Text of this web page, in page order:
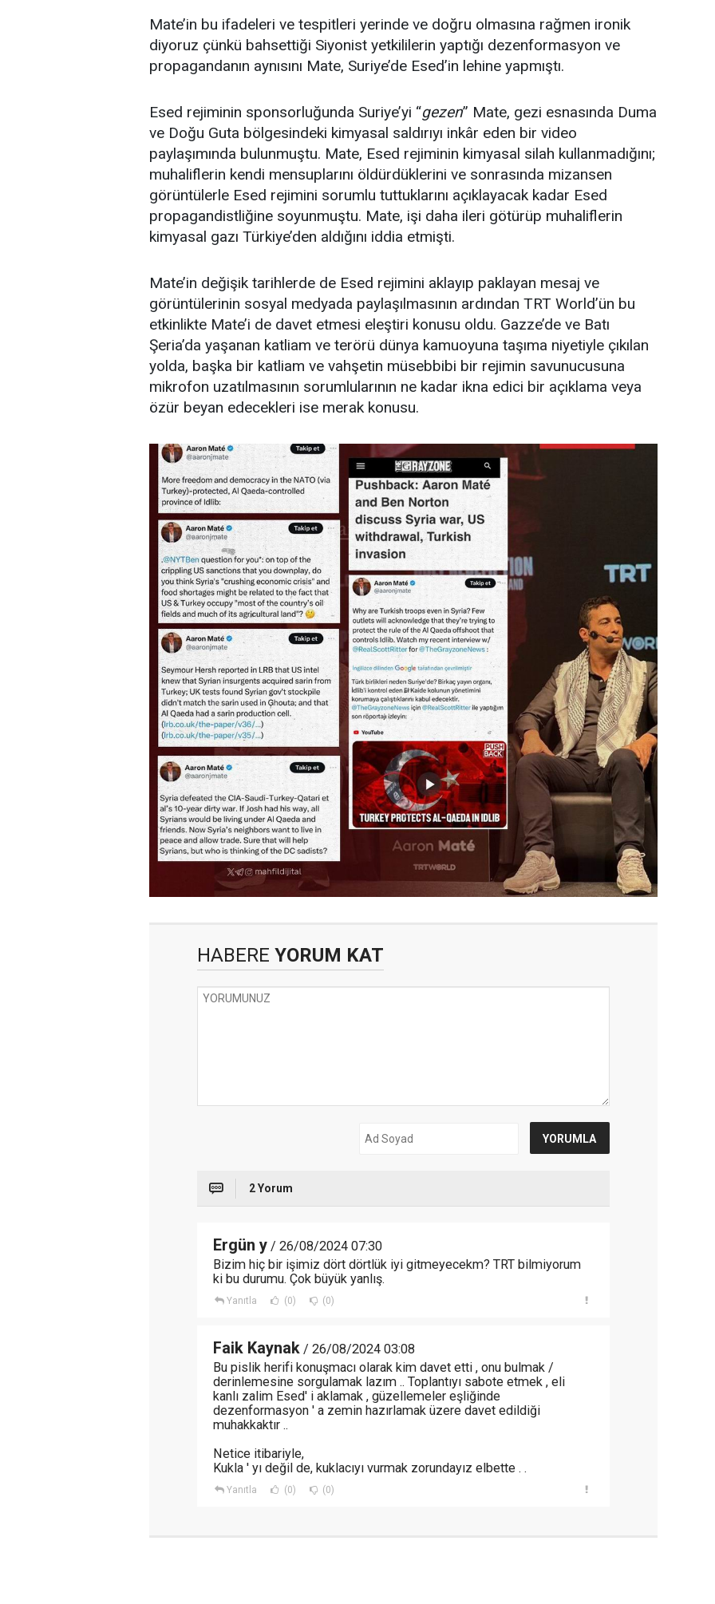
Mate’in bu ifadeleri ve tespitleri yerinde ve doğru olmasına rağmen ironik
diyoruz çünkü bahsettiği Siyonist yetkililerin yaptığı dezenformasyon ve
propagandanın aynısını Mate, Suriye’de Esed’in lehine yapmıştı.
Esed rejiminin sponsorluğunda Suriye’yi “gezen” Mate, gezi esnasında Duma
ve Doğu Guta bölgesindeki kimyasal saldırıyı inkâr eden bir video
paylaşımında bulunmuştu. Mate, Esed rejiminin kimyasal silah kullanmadığını;
muhaliflerin kendi mensuplarını öldürdüklerini ve sonrasında mizansen
görüntülerle Esed rejimini sorumlu tuttuklarını açıklayacak kadar Esed
propagandistliğine soyunmuştu. Mate, işi daha ileri götürüp muhaliflerin
kimyasal gazı Türkiye’den aldığını iddia etmişti.
Mate’in değişik tarihlerde de Esed rejimini aklayıp paklayan mesaj ve
görüntülerinin sosyal medyada paylaşılmasının ardından TRT World’ün bu
etkinlikte Mate’i de davet etmesi eleştiri konusu oldu. Gazze’de ve Batı
Şeria’da yaşanan katliam ve terörü dünya kamuoyuna taşıma niyetiyle çıkılan
yolda, başka bir katliam ve vahşetin müsebbibi bir rejimin savunucusuna
mikrofon uzatılmasının sorumlularının ne kadar ikna edici bir açıklama veya
özür beyan edecekleri ise merak konusu.
HABERE YORUM KAT
2 Yorum
Ergün y / 26/08/2024 07:30
Bizim hiç bir işimiz dört dörtlük iyi gitmeyecekm? TRT bilmiyorum
ki bu durumu. Çok büyük yanlış.
Yanıtla (0) (0)
Faik Kaynak / 26/08/2024 03:08
Bu pislik herifi konuşmacı olarak kim davet etti , onu bulmak /
derinlemesine sorgulamak lazım .. Toplantıyı sabote etmek , eli
kanlı zalim Esed' i aklamak , güzellemeler eşliğinde
dezenformasyon ' a zemin hazırlamak üzere davet edildiği
muhakkaktır ..
Netice itibariyle,
Kukla ' yı değil de, kuklacıyı vurmak zorundayız elbette . .
Yanıtla (0) (0)